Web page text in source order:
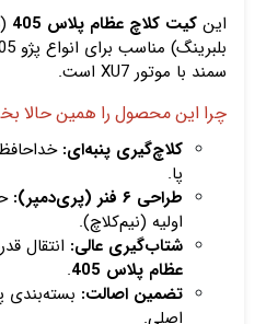
این کیت کلاچ عظام پلاس 405
سمند با موتور XU7 است.
چرا این محصول را همین حالا
کلاچ‌گیری پنبه‌ای:
پا.
طراحی ۶ فنر (پری‌دمپر):
اولیه (نیم‌کلاچ).
شتاب‌گیری عالی: انتقال
عظام پلاس 405
.
تضمین اصالت: بسته‌بندی